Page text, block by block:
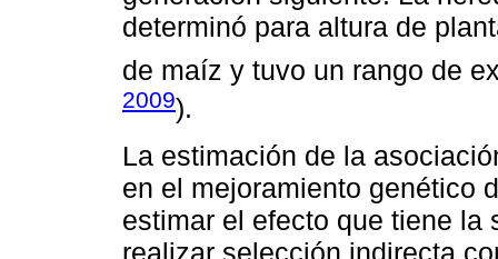
determinó para altura de
de maíz y tuvo un rango de
2009).
La estimación de la
en el mejoramiento genético
estimar el efecto que tiene la
realizar selección indirecta